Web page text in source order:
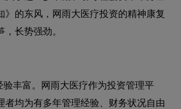
》的东风，网雨大医疗投资的精神康复
，长势强劲。
验丰富。网雨大医疗作为投资管理平
者均为有多年管理经验、财务状况自由